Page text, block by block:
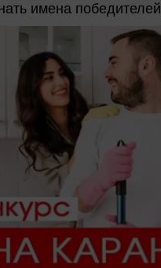
имена победителей